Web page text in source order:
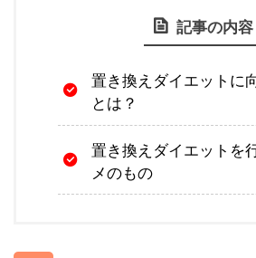
記事の内容
置き換えダイエットに
とは？
置き換えダイエットを
メのもの